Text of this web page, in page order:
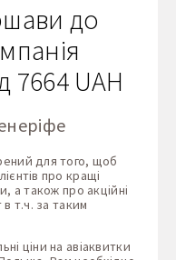
до
7664 UAH
для того, щоб
про кращі
а також про акційні
в т.ч. за таким
ціни на авіаквитки